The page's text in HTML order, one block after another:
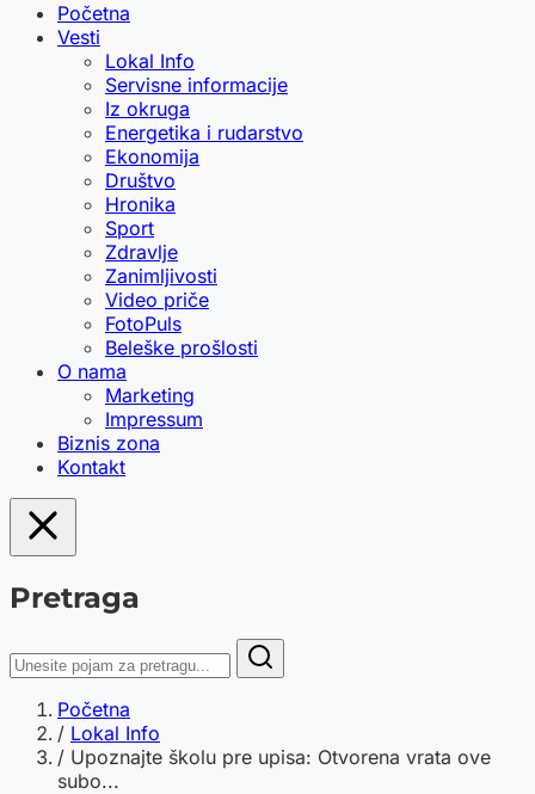
Početna
Vesti
Lokal Info
Servisne informacije
Iz okruga
Energetika i rudarstvo
Ekonomija
Društvo
Hronika
Sport
Zdravlje
Zanimljivosti
Video priče
FotoPuls
Beleške prošlosti
O nama
Marketing
Impressum
Biznis zona
Kontakt
Pretraga
Početna
/ Lokal Info
/ Upoznajte školu pre upisa: Otvorena vrata ove
subo...